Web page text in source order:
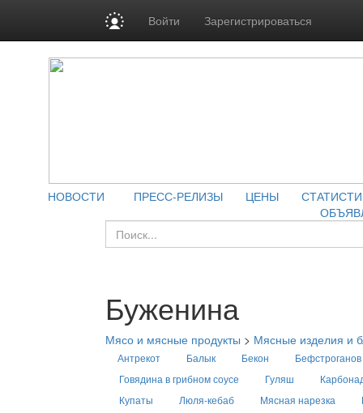
Войти Зарегистрироваться
НОВОСТИ ПРЕСС-РЕЛИЗЫ ЦЕНЫ
Буженина
Мясо и мясные продукты > Мясные изделия и
Антрекот Балык Бекон
Бефстроганов
Говядина в грибном соусе
Гуляш
Купаты
Люля-кебаб Мясная нарезка